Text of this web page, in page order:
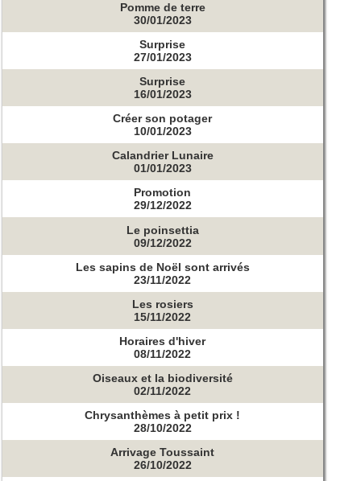
Pomme de terre
30/01/2023
Surprise
27/01/2023
Surprise
16/01/2023
Créer son potager
10/01/2023
Calandrier Lunaire
01/01/2023
Promotion
29/12/2022
Le poinsettia
09/12/2022
Les sapins de Noël sont arrivés
23/11/2022
Les rosiers
15/11/2022
Horaires d'hiver
08/11/2022
Oiseaux et la biodiversité
02/11/2022
Chrysanthèmes à petit prix !
28/10/2022
Arrivage Toussaint
26/10/2022